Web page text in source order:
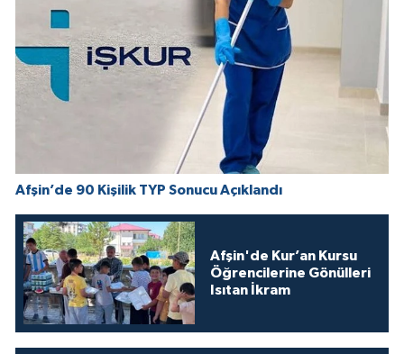
Afşin’de 90 Kişilik TYP Sonucu Açıklandı
Afşin'de Kur’an Kursu
Öğrencilerine Gönülleri
Isıtan İkram